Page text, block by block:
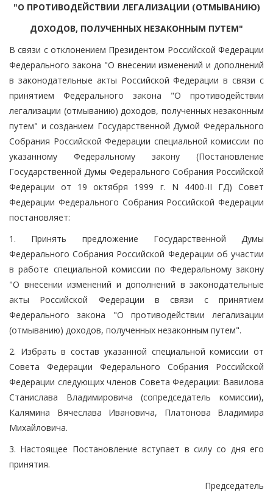
"О ПРОТИВОДЕЙСТВИИ ЛЕГАЛИЗАЦИИ (ОТМЫВАНИЮ)
ДОХОДОВ, ПОЛУЧЕННЫХ НЕЗАКОННЫМ ПУТЕМ"
В связи с отклонением Президентом Российской Федерации
Федерального закона "О внесении изменений и дополнений
в законодательные акты Российской Федерации в связи с
принятием Федерального закона "О противодействии
легализации (отмыванию) доходов, полученных незаконным
путем" и созданием Государственной Думой Федерального
Собрания Российской Федерации специальной комиссии по
указанному Федеральному закону (Постановление
Государственной Думы Федерального Собрания Российской
Федерации от 19 октября 1999 г. N 4400-II ГД) Совет
Федерации Федерального Собрания Российской Федерации
постановляет:
1. Принять предложение Государственной Думы
Федерального Собрания Российской Федерации об участии
в работе специальной комиссии по Федеральному закону
"О внесении изменений и дополнений в законодательные
акты Российской Федерации в связи с принятием
Федерального закона "О противодействии легализации
(отмыванию) доходов, полученных незаконным путем".
2. Избрать в состав указанной специальной комиссии от
Совета Федерации Федерального Собрания Российской
Федерации следующих членов Совета Федерации: Вавилова
Станислава Владимировича (сопредседатель комиссии),
Калямина Вячеслава Ивановича, Платонова Владимира
Михайловича.
3. Настоящее Постановление вступает в силу со дня его
принятия.
Председатель